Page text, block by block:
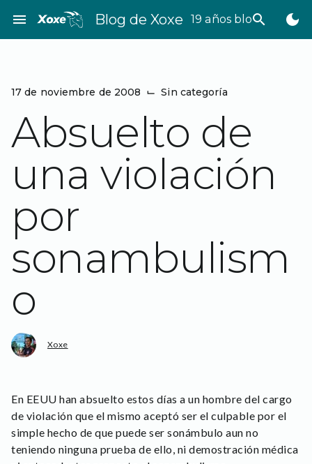
contenido
menu Blog de Xoxe 19 años bloggeando
search dark_mode
17 de noviembre de 2008 ⌙ Sin categoría
Absuelto de
una violación
por
sonambulism
o
Xoxe
En EEUU han absuelto estos días a un hombre del cargo
de violación que el mismo aceptó ser el culpable por el
simple hecho de que puede ser sonámbulo aun no
teniendo ninguna prueba de ello, ni demostración médica